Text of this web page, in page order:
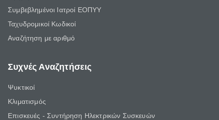
Συμβεβλημένοι Ιατροί ΕΟΠΥΥ
Ταχυδρομικοί Κωδικοί
Αναζήτηση με αριθμό
Συχνές Αναζητήσεις
Ψυκτικοί
Κλιματισμός
Επισκευές - Συντήρηση Ηλεκτρικών Συσκευών